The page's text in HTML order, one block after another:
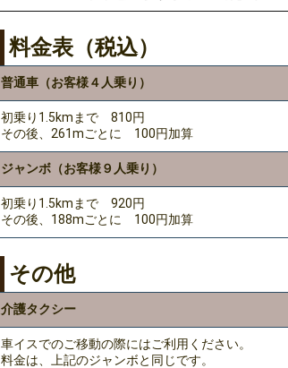
料金表（税込）
普通車（お客様４人乗り）
初乗り1.5kmまで 810円
その後、261mごとに 100円加算
ジャンボ（お客様９人乗り）
初乗り1.5kmまで 920円
その後、188mごとに 100円加算
その他
介護タクシー
車イスでのご移動の際にはご利用ください。
料金は、上記のジャンボと同じです。